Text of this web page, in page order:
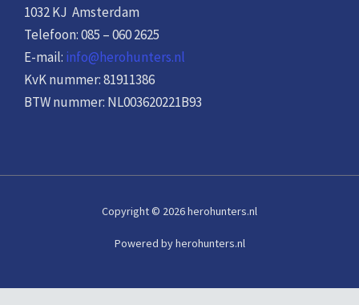
1032 KJ Amsterdam
Telefoon: 085 – 060 2625
E-mail: info@herohunters.nl
KvK nummer: 81911386
BTW nummer: NL003620221B93
Copyright © 2026 herohunters.nl
Powered by herohunters.nl